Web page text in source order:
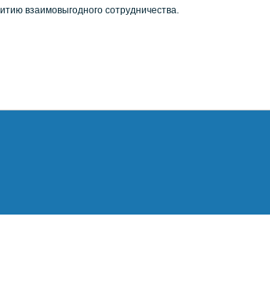
взаимовыгодного сотрудничества.